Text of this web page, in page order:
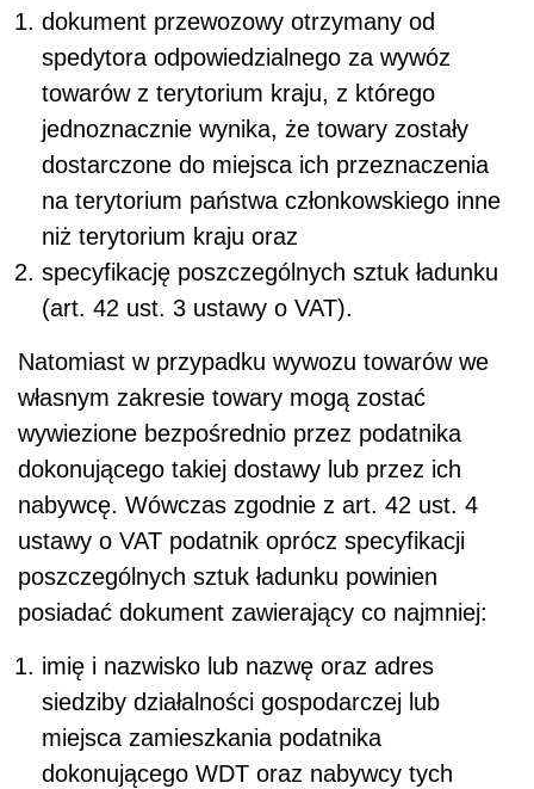
dokument przewozowy otrzymany od
spedytora odpowiedzialnego za wywóz
towarów z terytorium kraju, z którego
jednoznacznie wynika, że towary zostały
dostarczone do miejsca ich przeznaczenia
na terytorium państwa członkowskiego inne
niż terytorium kraju oraz
specyfikację poszczególnych sztuk ładunku
(art. 42 ust. 3 ustawy o VAT).
Natomiast w przypadku wywozu towarów we
własnym zakresie towary mogą zostać
wywiezione bezpośrednio przez podatnika
dokonującego takiej dostawy lub przez ich
nabywcę. Wówczas zgodnie z art. 42 ust. 4
ustawy o VAT podatnik oprócz specyfikacji
poszczególnych sztuk ładunku powinien
posiadać dokument zawierający co najmniej:
imię i nazwisko lub nazwę oraz adres
siedziby działalności gospodarczej lub
miejsca zamieszkania podatnika
dokonującego WDT oraz nabywcy tych